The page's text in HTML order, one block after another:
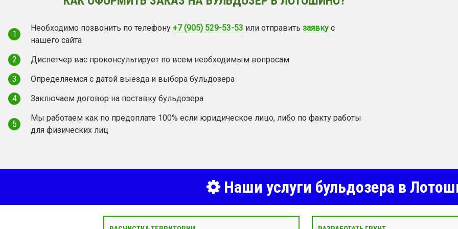
1
Необходимо позвонить по телефону +7 (905) 529-53-53 или отправить заявку с
нашего сайта
2
Диспетчер вас проконсультирует по всем необходимым вопросам
3
Определяемся с датой выезда и выбора бульдозера
4
Заключаем договор на поставку бульдозера
5
Мы работаем как по предоплате 100% если юридическое лицо, либо по факту работы
для физических лиц
Наши услуги бульдозера в